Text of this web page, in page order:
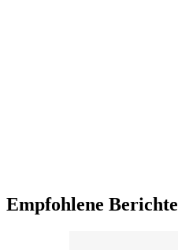
Empfohlene Berichte